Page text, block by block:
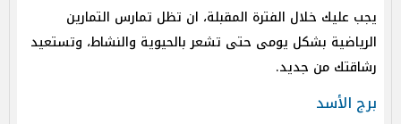
يجب عليك خلال الفترة المقبلة، ان تظل تمارس التمارين
الرياضية بشكل يومى حتى تشعر بالحيوية والنشاط، وتستعيد
رشاقتك من جديد.
برج الأسد